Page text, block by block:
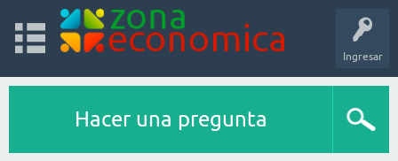
Ingresar
Hacer una pregunta